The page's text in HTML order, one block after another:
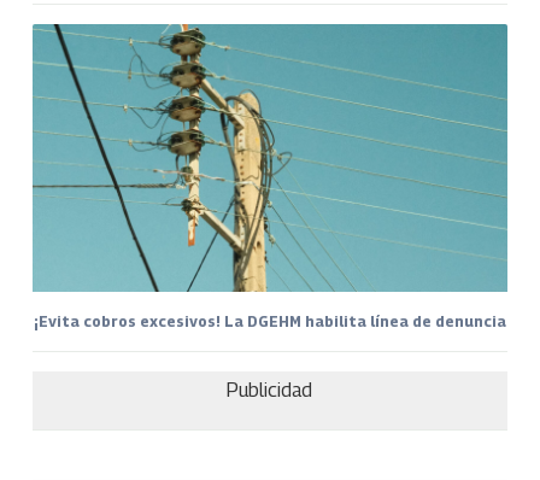
¡Evita cobros excesivos! La DGEHM habilita línea de denuncia
Publicidad